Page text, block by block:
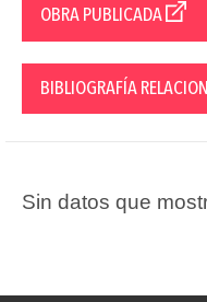
OBRA PUBLICADA
BIBLIOGRAFÍA
Sin datos que